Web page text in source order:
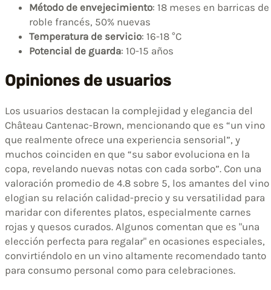
Método de envejecimiento: 18 meses en barricas de
roble francés, 50% nuevas
Temperatura de servicio: 16-18 °C
Potencial de guarda: 10-15 años
Opiniones de usuarios
Los usuarios destacan la complejidad y elegancia del
Château Cantenac-Brown, mencionando que es “un vino
que realmente ofrece una experiencia sensorial”, y
muchos coinciden en que “su sabor evoluciona en la
copa, revelando nuevas notas con cada sorbo”. Con una
valoración promedio de 4.8 sobre 5, los amantes del vino
elogian su relación calidad-precio y su versatilidad para
maridar con diferentes platos, especialmente carnes
rojas y quesos curados. Algunos comentan que es "una
elección perfecta para regalar" en ocasiones especiales,
convirtiéndolo en un vino altamente recomendado tanto
para consumo personal como para celebraciones.